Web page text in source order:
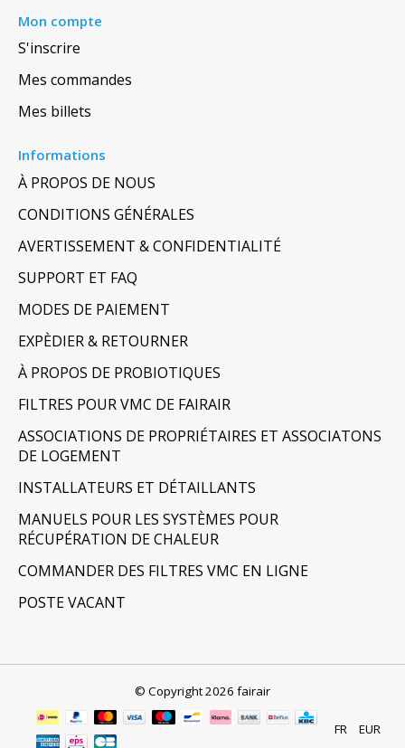
Mon compte
S'inscrire
Mes commandes
Mes billets
Informations
À PROPOS DE NOUS
CONDITIONS GÉNÉRALES
AVERTISSEMENT & CONFIDENTIALITÉ
SUPPORT ET FAQ
MODES DE PAIEMENT
EXPÈDIER & RETOURNER
À PROPOS DE PROBIOTIQUES
FILTRES POUR VMC DE FAIRAIR
ASSOCIATIONS DE PROPRIÉTAIRES ET ASSOCIATONS
DE LOGEMENT
INSTALLATEURS ET DÉTAILLANTS
MANUELS POUR LES SYSTÈMES POUR
RÉCUPÉRATION DE CHALEUR
COMMANDER DES FILTRES VMC EN LIGNE
POSTE VACANT
© Copyright 2026 fairair
FR EUR